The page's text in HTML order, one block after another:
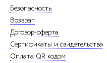
Безопасность
Возврат
Договор-оферта
Сертификаты и свидетельства
Оплата QR кодом